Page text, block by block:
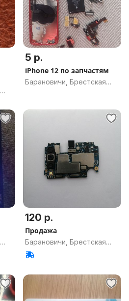
5 р.
iPhone 12 по запчастям
Барановичи, Брестская
120 р.
Продажа
Барановичи, Брестская
обл.